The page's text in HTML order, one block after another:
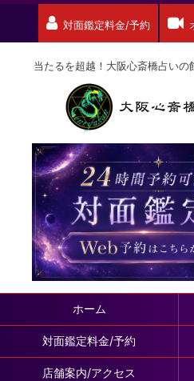
対面鑑定料金/予約
当たるを超越！大阪心斎橋占いの
ホーム
対面鑑定料金/予約
店舗案内/アクセス